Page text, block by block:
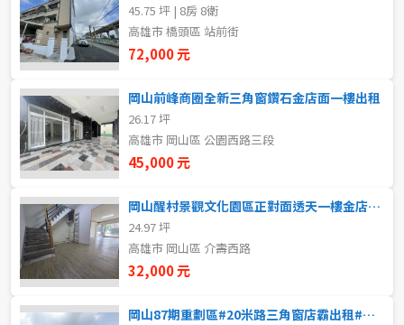
桃園市
新竹市
新竹縣
苗栗縣
彰化縣
南投縣
雲林縣
類型(可複選)
不拘 整層住家
雅房 其他住宅 店面 頂讓
辦公 住辦 廠房
坪數
不拘
45.75 坪 | 8房 8衛
高雄市 橋頭區 站前街
72,000 元
岡山前峰商圈全新三角窗鑽石金店面一樓出租
26.17 坪
高雄市 岡山區 公園西路三段
45,000 元
岡山醒村景觀文化園區正對面透天一樓金店面出租
24.97 坪
高雄市 岡山區 介壽西路
32,000 元
岡山87期重劃區#20米路三角窗店霸出租#地坪190坪